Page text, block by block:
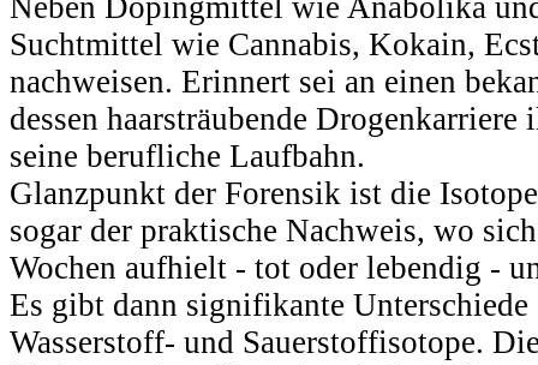
Neben Dopingmittel wie Anabolika
Suchtmittel wie Cannabis, Kokain,
nachweisen. Erinnert sei an einen
dessen haarsträubende Drogenkarriere
seine berufliche Laufbahn.
Glanzpunkt der Forensik ist die
sogar der praktische Nachweis, wo
Wochen aufhielt - tot oder lebendig -
Es gibt dann signifikante
Wasserstoff- und Sauerstoffisotope.